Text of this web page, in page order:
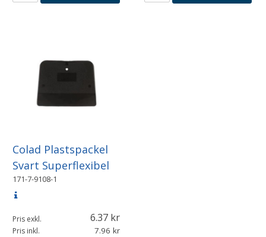
Colad Plastspackel
Svart Superflexibel
171-7-9108-1
Pris exkl. 6.37
Pris inkl. 7.96